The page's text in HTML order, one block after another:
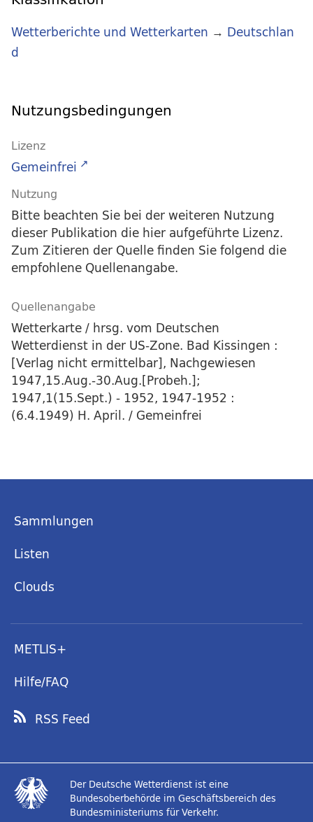
Wetterberichte und Wetterkarten → Deutschlan
d
Nutzungsbedingungen
Lizenz
Gemeinfrei
Nutzung
Bitte beachten Sie bei der weiteren Nutzung
dieser Publikation die hier aufgeführte Lizenz.
Zum Zitieren der Quelle finden Sie folgend die
empfohlene Quellenangabe.
Quellenangabe
Wetterkarte / hrsg. vom Deutschen
Wetterdienst in der US-Zone. Bad Kissingen :
[Verlag nicht ermittelbar], Nachgewiesen
1947,15.Aug.-30.Aug.[Probeh.];
1947,1(15.Sept.) - 1952, 1947-1952 :
(6.4.1949) H. April. / Gemeinfrei
Sammlungen
Listen
Clouds
METLIS+
Hilfe/FAQ
RSS Feed
Der Deutsche Wetterdienst ist eine
Bundesoberbehörde im Geschäftsbereich des
Bundesministeriums für Verkehr.